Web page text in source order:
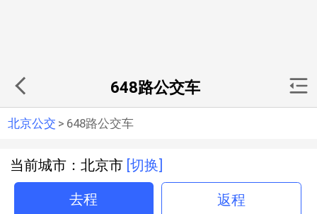
648路公交车
北京公交 > 648路公交车
当前城市：北京市 [切换]
去程 返程